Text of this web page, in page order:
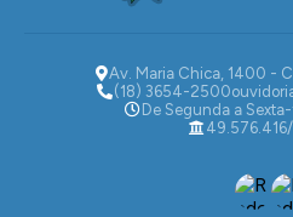
Av. Maria Chica, 1400 -
(18) 3654-2500
De Segunda a